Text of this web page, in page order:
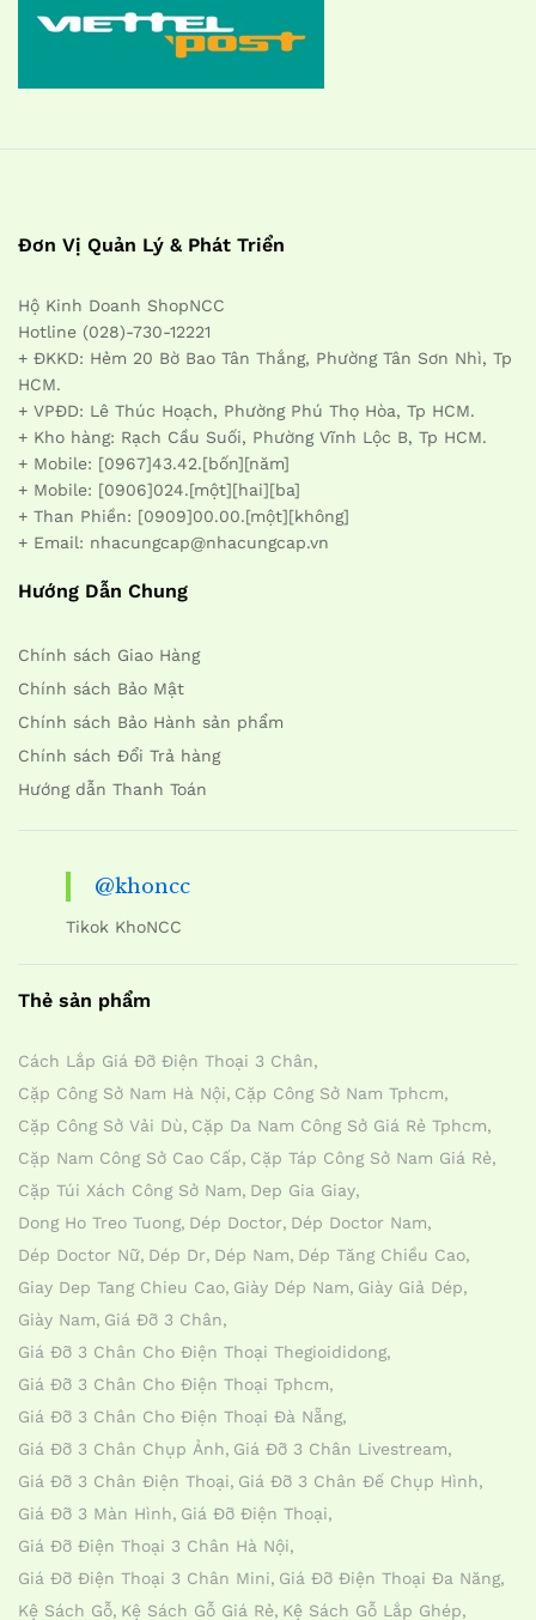
Đơn Vị Quản Lý & Phát Triển
Hộ Kinh Doanh ShopNCC
Hotline (028)-730-12221
+ ĐKKD: Hẻm 20 Bờ Bao Tân Thắng, Phường Tân Sơn Nhì, Tp
HCM.
+ VPĐD: Lê Thúc Hoạch, Phường Phú Thọ Hòa, Tp HCM.
+ Kho hàng: Rạch Cầu Suối, Phường Vĩnh Lộc B, Tp HCM.
+ Mobile: [0967]43.42.[bốn][năm]
+ Mobile: [0906]024.[một][hai][ba]
+ Than Phiền: [0909]00.00.[một][không]
+ Email: nhacungcap@nhacungcap.vn
Hướng Dẫn Chung
Chính sách Giao Hàng
Chính sách Bảo Mật
Chính sách Bảo Hành sản phẩm
Chính sách Đổi Trả hàng
Hướng dẫn Thanh Toán
@khoncc
Tikok KhoNCC
Thẻ sản phẩm
Cách Lắp Giá Đỡ Điện Thoại 3 Chân
Cặp Công Sở Nam Hà Nội Cặp Công Sở Nam Tphcm
Cặp Công Sở Vải Dù Cặp Da Nam Công Sở Giá Rẻ Tphcm
Cặp Nam Công Sở Cao Cấp Cặp Táp Công Sở Nam Giá Rẻ
Cặp Túi Xách Công Sở Nam Dep Gia Giay
Dong Ho Treo Tuong Dép Doctor Dép Doctor Nam
Dép Doctor Nữ Dép Dr Dép Nam Dép Tăng Chiều Cao
Giay Dep Tang Chieu Cao Giày Dép Nam Giày Giả Dép
Giày Nam Giá Đỡ 3 Chân
Giá Đỡ 3 Chân Cho Điện Thoại Thegioididong
Giá Đỡ 3 Chân Cho Điện Thoại Tphcm
Giá Đỡ 3 Chân Cho Điện Thoại Đà Nẵng
Giá Đỡ 3 Chân Chụp Ảnh Giá Đỡ 3 Chân Livestream
Giá Đỡ 3 Chân Điện Thoại Giá Đỡ 3 Chân Đế Chụp Hình
Giá Đỡ 3 Màn Hình Giá Đỡ Điện Thoại
Giá Đỡ Điện Thoại 3 Chân Hà Nội
Giá Đỡ Điện Thoại 3 Chân Mini Giá Đỡ Điện Thoại Đa Năng
Kệ Sách Gỗ Kệ Sách Gỗ Giá Rẻ Kệ Sách Gỗ Lắp Ghép